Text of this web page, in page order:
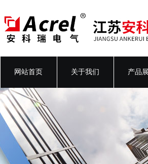
网站首页 关于我们 产品